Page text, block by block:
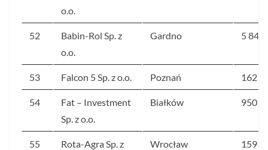
o.o.
52
Babin-Rol Sp. z
o.o.
Gardno 5 849
53 Falcon 5 Sp. z o.o. Poznań 162
54
Fat – Investment
Sp. z o.o.
Białków 950
55
Rota-Agra Sp. z
Wrocław 159